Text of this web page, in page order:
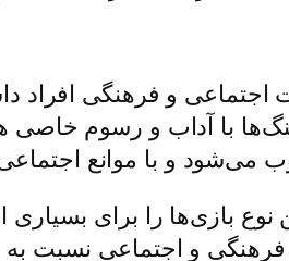
و فرهنگی افراد
با آداب و رسوم خاصی
بازی‌ها را برای بسیاری